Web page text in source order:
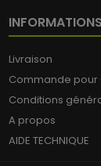
INFORMATIONS
Livraison
Commande pour
Conditions
A propos
AIDE TECHNIQUE